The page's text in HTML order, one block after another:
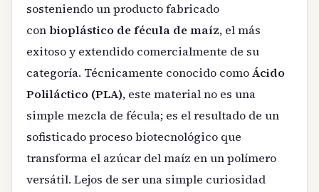
sosteniendo un producto fabricado
conbioplástico de fécula de maíz, el más
exitoso y extendido comercialmente de su
categoría. Técnicamente conocido comoÁcido
Poliláctico (PLA), este material no es una
simple mezcla de fécula; es el resultado de un
sofisticado proceso biotecnológico que
transforma el azúcar del maíz en un polímero
versátil. Lejos de ser una simple curiosidad